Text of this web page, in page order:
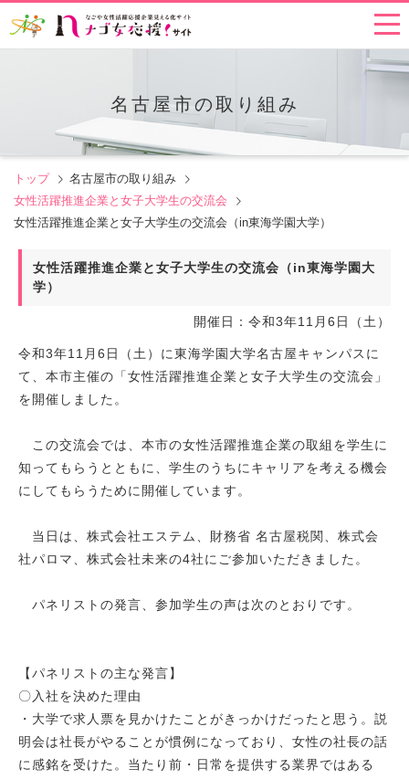
名古屋市の取り組み
トップ
名古屋市の取り組み
女性活躍推進企業と女子大学生の交流会
女性活躍推進企業と女子大学生の交流会（in東海学園大学）
女性活躍推進企業と女子大学生の交流会（in東海学園大
学）
開催日：令和3年11月6日（土）
令和3年11月6日（土）に東海学園大学名古屋キャンパスに
て、本市主催の「女性活躍推進企業と女子大学生の交流会」
を開催しました。
この交流会では、本市の女性活躍推進企業の取組を学生に
知ってもらうとともに、学生のうちにキャリアを考える機会
にしてもらうために開催しています。
当日は、株式会社エステム、財務省 名古屋税関、株式会
社パロマ、株式会社未来の4社にご参加いただきました。
パネリストの発言、参加学生の声は次のとおりです。
【パネリストの主な発言】
〇入社を決めた理由
・大学で求人票を見かけたことがきっかけだったと思う。説
明会は社長がやることが慣例になっており、女性の社長の話
に感銘を受けた。当たり前・日常を提供する業界ではある